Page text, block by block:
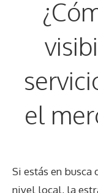
el
Si estás en busca
nivel local, la